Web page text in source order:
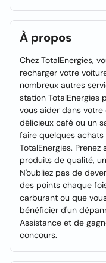
À propos
Chez TotalEnergies,
recharger votre
nombreux autres
station TotalEnergies
vous aider dans
délicieux café ou un
faire quelques
TotalEnergies.
produits de qualité,
N'oubliez pas de
des points chaque
carburant ou que
bénéficier d'un
Assistance et de
concours.